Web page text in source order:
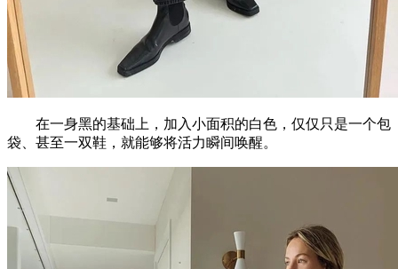
在一身黑的基础上，加入小面积的白色，仅仅只是一个包
袋、甚至一双鞋，就能够将活力瞬间唤醒。